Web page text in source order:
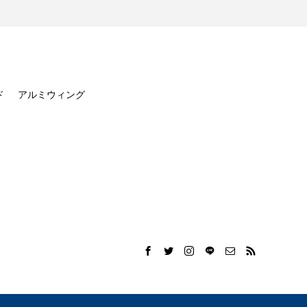
アルミウィング